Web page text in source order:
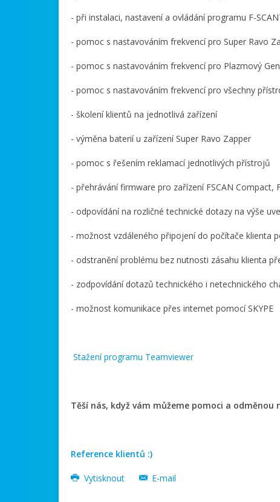
- při instalaci, nastavení a ovládání programu F-
- pomoc s nastavováním frekvencí pro Super Ravo
- pomoc s nastavováním frekvencí pro Plazmový
- pomoc s nastavováním frekvencí pro všechny
- školení klientů na jednotlivá zařízení
- výměna baterií u zařízení Super Ravo Zapper
- pomoc s řešením reklamací jednotlivých přístrojů
- přehrávání firmware pro zařízení FSCAN Compact,
- odpovídání na rozličné technické dotazy na výše
- možnost vzdáleného připojení do počítače klienta
- odstranění problému bez nutnosti zásahu klienta
- zodpovídání dotazů technického i netechnického
- možnost komunikace přes internet pomocí SKYPE
Stažení programu Teamviewer
Těší nás, když vám můžeme pomoci a odměnou
Reference klientů :)
Vytisknout E-mail